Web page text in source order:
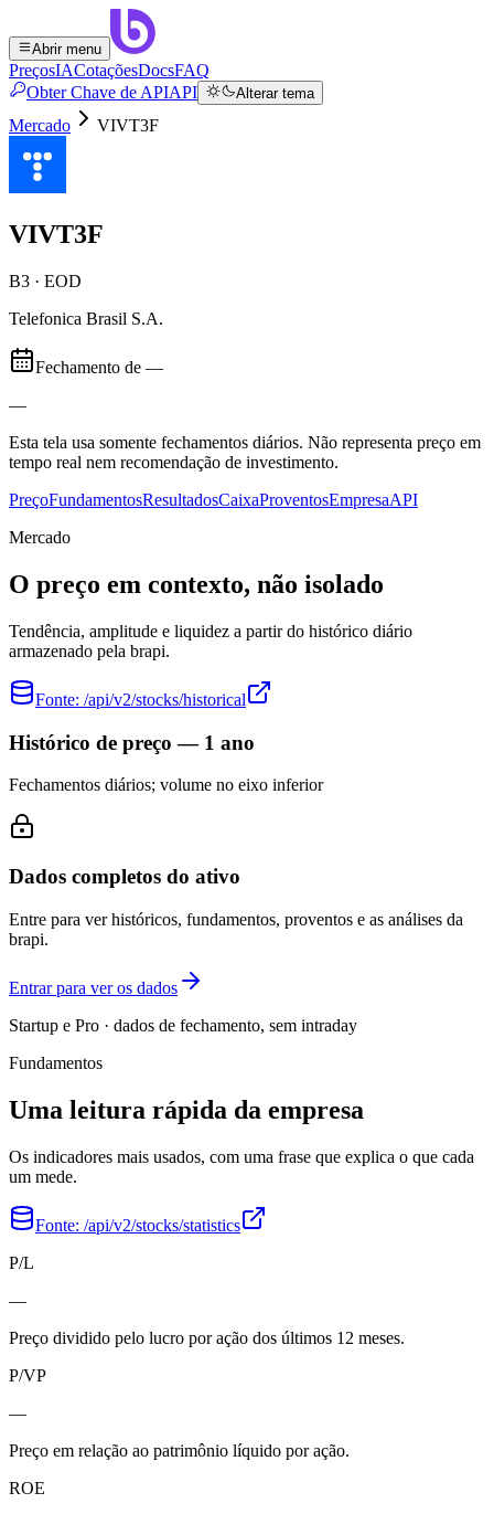
Abrir menu
PreçosIACotaçõesDocsFAQ
Obter Chave de APIAPI Alterar tema
Mercado VIVT3F
VIVT3F
B3 · EOD
Telefonica Brasil S.A.
Fechamento de —
—
Esta tela usa somente fechamentos diários. Não representa preço em
tempo real nem recomendação de investimento.
PreçoFundamentosResultadosCaixaProventosEmpresaAPI
Mercado
O preço em contexto, não isolado
Tendência, amplitude e liquidez a partir do histórico diário
armazenado pela brapi.
Fonte: /api/v2/stocks/historical
Histórico de preço — 1 ano
Fechamentos diários; volume no eixo inferior
Dados completos do ativo
Entre para ver históricos, fundamentos, proventos e as análises da
brapi.
Entrar para ver os dados
Startup e Pro · dados de fechamento, sem intraday
Fundamentos
Uma leitura rápida da empresa
Os indicadores mais usados, com uma frase que explica o que cada
um mede.
Fonte: /api/v2/stocks/statistics
P/L
—
Preço dividido pelo lucro por ação dos últimos 12 meses.
P/VP
—
Preço em relação ao patrimônio líquido por ação.
ROE